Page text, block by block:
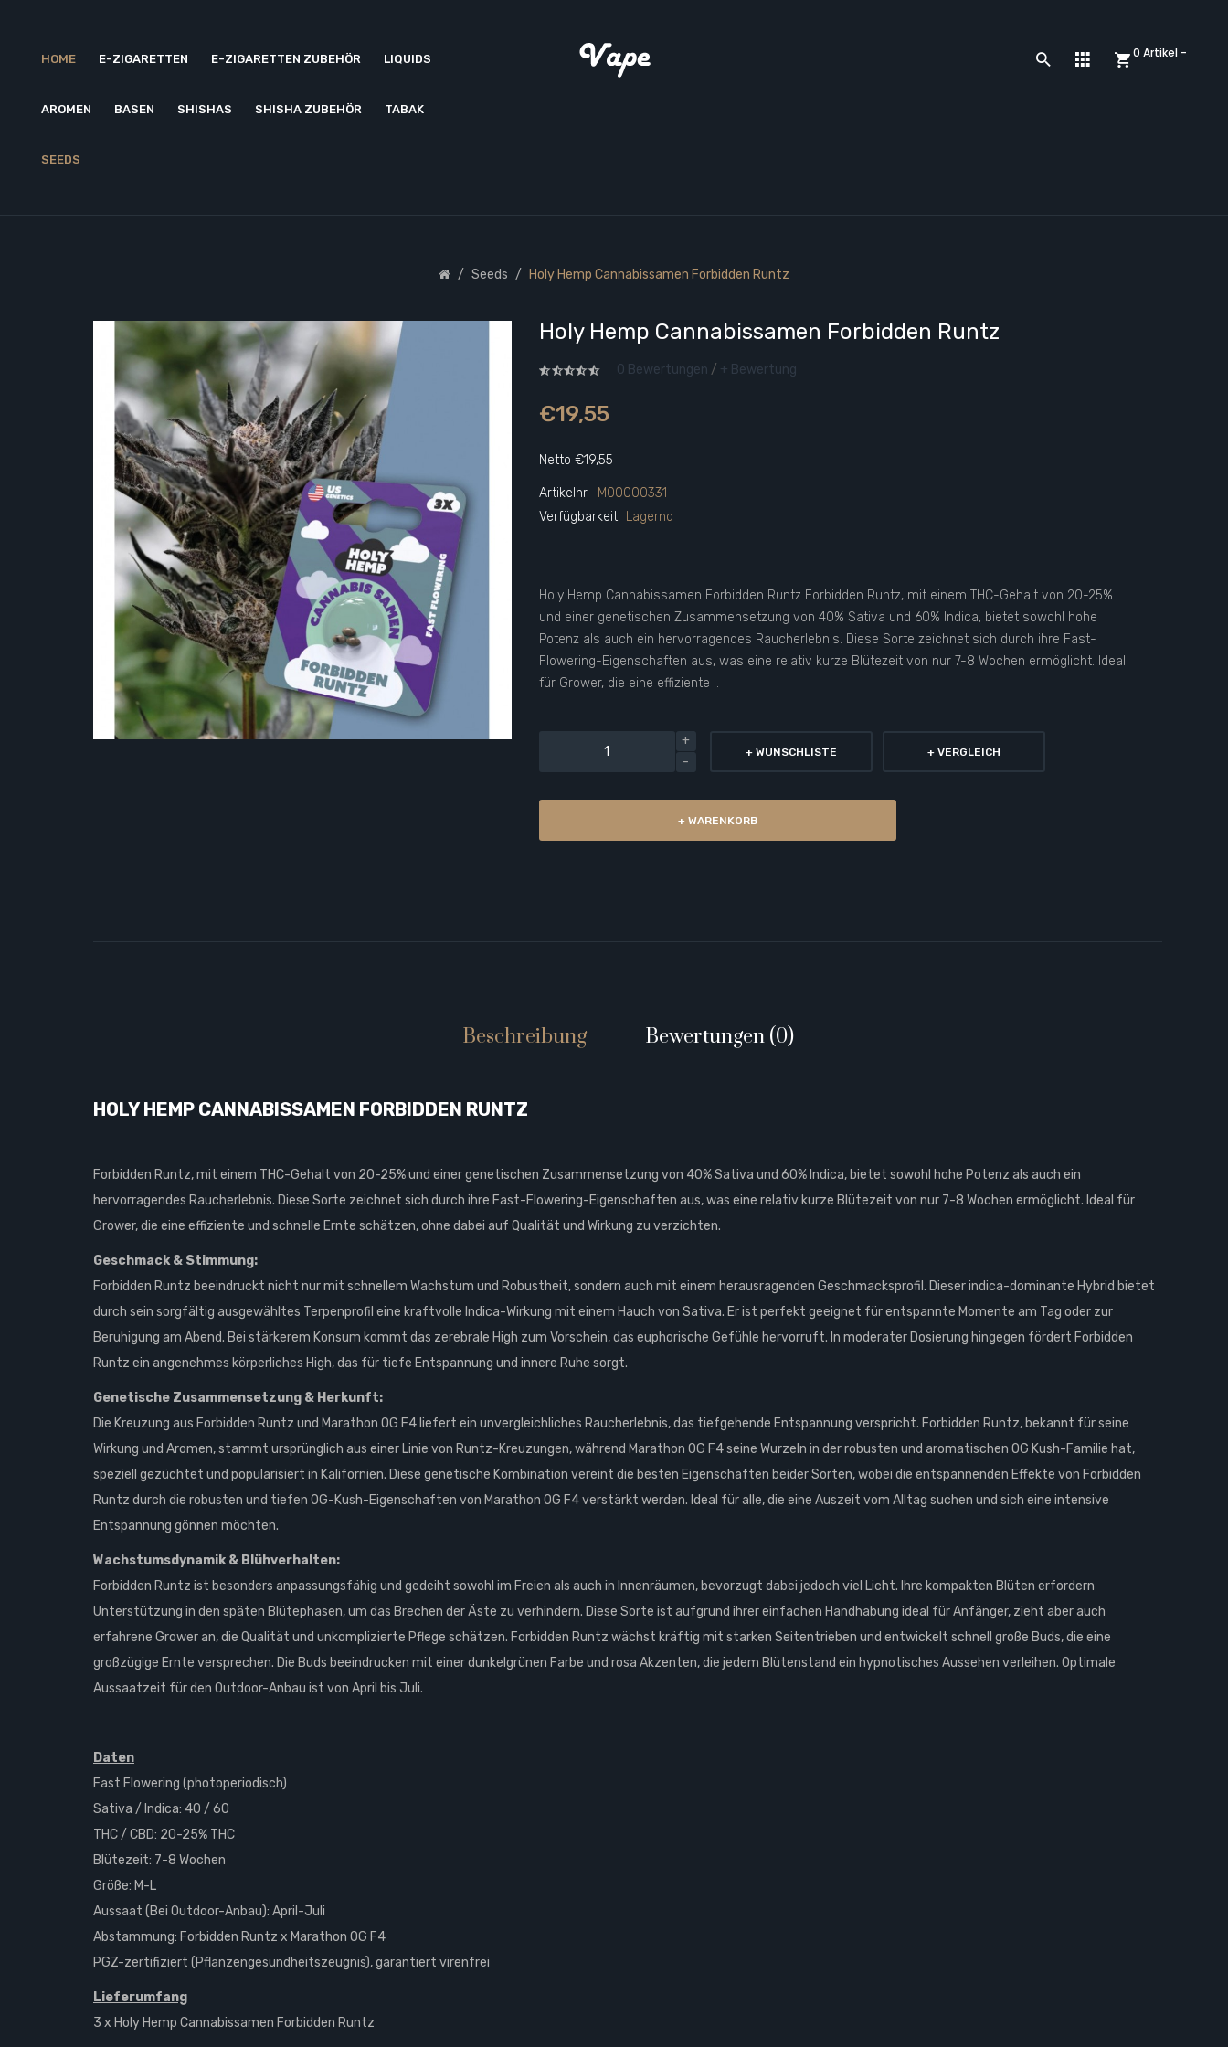
HOME E-ZIGARETTEN E-ZIGARETTEN ZUBEHÖR LIQUIDS
AROMEN BASEN SHISHAS SHISHA ZUBEHÖR TABAK
SEEDS
0 Artikel -
Seeds Holy Hemp Cannabissamen Forbidden Runtz
Holy Hemp Cannabissamen Forbidden Runtz
0 Bewertungen / + Bewertung
€19,55
Netto €19,55
Artikelnr.
M00000331
Verfügbarkeit
Lagernd
Holy Hemp Cannabissamen Forbidden Runtz Forbidden Runtz, mit einem THC-Gehalt von 20-25%
und einer genetischen Zusammensetzung von 40% Sativa und 60% Indica, bietet sowohl hohe
Potenz als auch ein hervorragendes Raucherlebnis. Diese Sorte zeichnet sich durch ihre Fast-
Flowering-Eigenschaften aus, was eine relativ kurze Blütezeit von nur 7-8 Wochen ermöglicht. Ideal
für Grower, die eine effiziente ..
+ WUNSCHLISTE + VERGLEICH
+ WARENKORB
Beschreibung Bewertungen (0)
HOLY HEMP CANNABISSAMEN FORBIDDEN RUNTZ
Forbidden Runtz, mit einem THC-Gehalt von 20-25% und einer genetischen Zusammensetzung von 40% Sativa und 60% Indica, bietet sowohl hohe Potenz als auch ein
hervorragendes Raucherlebnis. Diese Sorte zeichnet sich durch ihre Fast-Flowering-Eigenschaften aus, was eine relativ kurze Blütezeit von nur 7-8 Wochen ermöglicht. Ideal für
Grower, die eine effiziente und schnelle Ernte schätzen, ohne dabei auf Qualität und Wirkung zu verzichten.
Geschmack & Stimmung:
Forbidden Runtz beeindruckt nicht nur mit schnellem Wachstum und Robustheit, sondern auch mit einem herausragenden Geschmacksprofil. Dieser indica-dominante Hybrid bietet
durch sein sorgfältig ausgewähltes Terpenprofil eine kraftvolle Indica-Wirkung mit einem Hauch von Sativa. Er ist perfekt geeignet für entspannte Momente am Tag oder zur
Beruhigung am Abend. Bei stärkerem Konsum kommt das zerebrale High zum Vorschein, das euphorische Gefühle hervorruft. In moderater Dosierung hingegen fördert Forbidden
Runtz ein angenehmes körperliches High, das für tiefe Entspannung und innere Ruhe sorgt.
Genetische Zusammensetzung & Herkunft:
Die Kreuzung aus Forbidden Runtz und Marathon OG F4 liefert ein unvergleichliches Raucherlebnis, das tiefgehende Entspannung verspricht. Forbidden Runtz, bekannt für seine
Wirkung und Aromen, stammt ursprünglich aus einer Linie von Runtz-Kreuzungen, während Marathon OG F4 seine Wurzeln in der robusten und aromatischen OG Kush-Familie hat,
speziell gezüchtet und popularisiert in Kalifornien. Diese genetische Kombination vereint die besten Eigenschaften beider Sorten, wobei die entspannenden Effekte von Forbidden
Runtz durch die robusten und tiefen OG-Kush-Eigenschaften von Marathon OG F4 verstärkt werden. Ideal für alle, die eine Auszeit vom Alltag suchen und sich eine intensive
Entspannung gönnen möchten.
Wachstumsdynamik & Blühverhalten:
Forbidden Runtz ist besonders anpassungsfähig und gedeiht sowohl im Freien als auch in Innenräumen, bevorzugt dabei jedoch viel Licht. Ihre kompakten Blüten erfordern
Unterstützung in den späten Blütephasen, um das Brechen der Äste zu verhindern. Diese Sorte ist aufgrund ihrer einfachen Handhabung ideal für Anfänger, zieht aber auch
erfahrene Grower an, die Qualität und unkomplizierte Pflege schätzen. Forbidden Runtz wächst kräftig mit starken Seitentrieben und entwickelt schnell große Buds, die eine
großzügige Ernte versprechen. Die Buds beeindrucken mit einer dunkelgrünen Farbe und rosa Akzenten, die jedem Blütenstand ein hypnotisches Aussehen verleihen. Optimale
Aussaatzeit für den Outdoor-Anbau ist von April bis Juli.
Daten
Fast Flowering (photoperiodisch)
Sativa / Indica: 40 / 60
THC / CBD: 20-25% THC
Blütezeit: 7-8 Wochen
Größe: M-L
Aussaat (Bei Outdoor-Anbau): April-Juli
Abstammung: Forbidden Runtz x Marathon OG F4
PGZ-zertifiziert (Pflanzengesundheitszeugnis), garantiert virenfrei
Lieferumfang
3 x Holy Hemp Cannabissamen Forbidden Runtz